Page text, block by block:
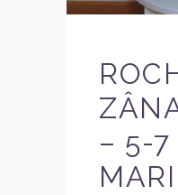
– 5-7